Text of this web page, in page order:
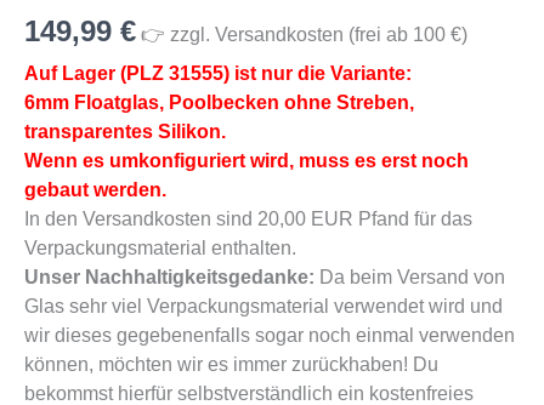
149,99 € 👉 zzgl. Versandkosten (frei ab 100 €)
Auf Lager (PLZ 31555) ist nur die Variante:
6mm Floatglas, Poolbecken ohne Streben,
transparentes Silikon.
Wenn es umkonfiguriert wird, muss es erst noch
gebaut werden.
In den Versandkosten sind 20,00 EUR Pfand für das
Verpackungsmaterial enthalten.
Unser Nachhaltigkeitsgedanke: Da beim Versand von
Glas sehr viel Verpackungsmaterial verwendet wird und
wir dieses gegebenenfalls sogar noch einmal verwenden
können, möchten wir es immer zurückhaben! Du
bekommst hierfür selbstverständlich ein kostenfreies
31555)